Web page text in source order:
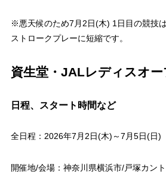
※悪天候のため7月2日(木) 1日目の競技
ストロークプレーに短縮です。
資生堂・JALレディスオ
日程、スタート時間など
全日程：2026年7月2日(木)～7月5日(日)
開催地/会場：神奈川県横浜市/戸塚カン